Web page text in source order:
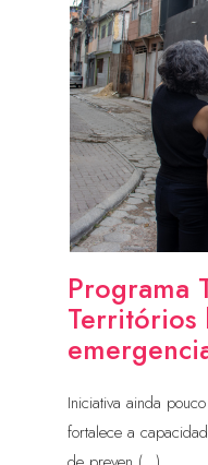
Programa
Territórios
Iniciativa ainda
fortalece a